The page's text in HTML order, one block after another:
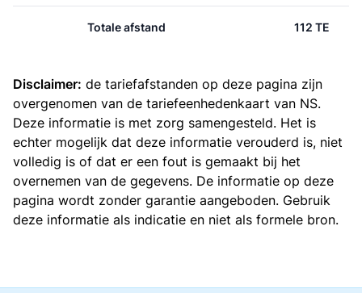
Totale afstand 112 TE
Disclaimer: de tariefafstanden op deze pagina zijn
overgenomen van de tariefeenhedenkaart van NS.
Deze informatie is met zorg samengesteld. Het is
echter mogelijk dat deze informatie verouderd is, niet
volledig is of dat er een fout is gemaakt bij het
overnemen van de gegevens. De informatie op deze
pagina wordt zonder garantie aangeboden. Gebruik
deze informatie als indicatie en niet als formele bron.